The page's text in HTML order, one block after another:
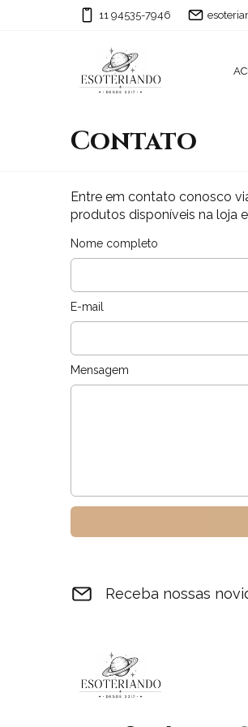
11 94535-7946
Contato
Entre em contato conosco
produtos disponíveis na loja
Nome completo
E-mail
Mensagem
Receba nossas